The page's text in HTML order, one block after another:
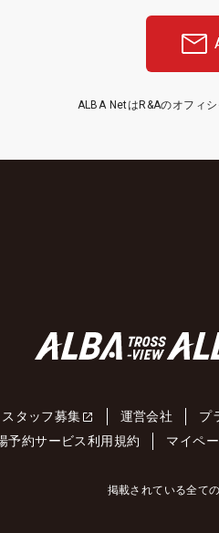
ALBA NetはR&Aのオフィ
スタッフ募集 運営会社 プ
予約サービス利用規約
マイペ
掲載されている全て